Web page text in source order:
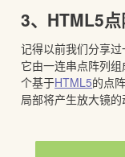
3、HTML5
记得以前我们分享
它由一连串点阵列
个基于HTML5的点
局部将产生放大镜的